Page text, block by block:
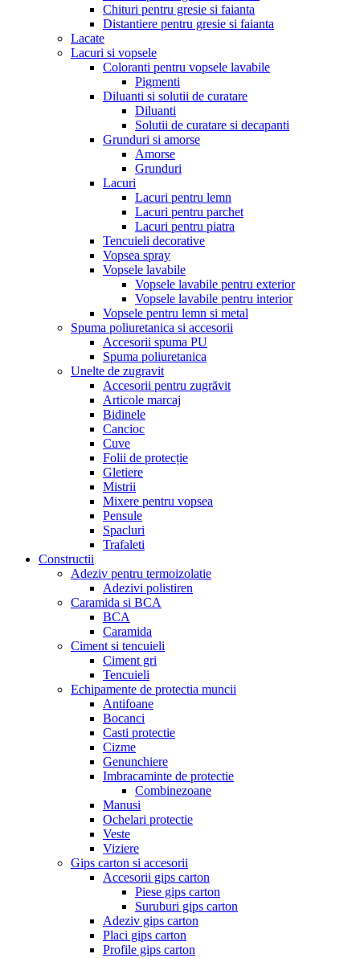
Chituri pentru gresie si faianta
Distantiere pentru gresie si faianta
Lacate
Lacuri si vopsele
Coloranti pentru vopsele lavabile
Pigmenti
Diluanti si solutii de curatare
Diluanti
Solutii de curatare si decapanti
Grunduri si amorse
Amorse
Grunduri
Lacuri
Lacuri pentru lemn
Lacuri pentru parchet
Lacuri pentru piatra
Tencuieli decorative
Vopsea spray
Vopsele lavabile
Vopsele lavabile pentru exterior
Vopsele lavabile pentru interior
Vopsele pentru lemn si metal
Spuma poliuretanica si accesorii
Accesorii spuma PU
Spuma poliuretanica
Unelte de zugravit
Accesorii pentru zugrăvit
Articole marcaj
Bidinele
Cancioc
Cuve
Folii de protecție
Gletiere
Mistrii
Mixere pentru vopsea
Pensule
Spacluri
Trafaleti
Constructii
Adeziv pentru termoizolatie
Adezivi polistiren
Caramida si BCA
BCA
Caramida
Ciment si tencuieli
Ciment gri
Tencuieli
Echipamente de protectia muncii
Antifoane
Bocanci
Casti protectie
Cizme
Genunchiere
Imbracaminte de protectie
Combinezoane
Manusi
Ochelari protectie
Veste
Viziere
Gips carton si accesorii
Accesorii gips carton
Piese gips carton
Suruburi gips carton
Adeziv gips carton
Placi gips carton
Profile gips carton